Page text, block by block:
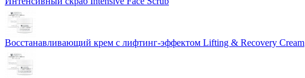
Восстанавливающий крем с лифтинг-эффектом Lifting & Recovery Cream